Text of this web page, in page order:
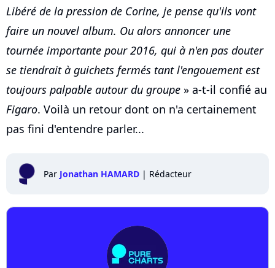
Libéré de la pression de Corine, je pense qu'ils vont
faire un nouvel album. Ou alors annoncer une
tournée importante pour 2016, qui à n'en pas douter
se tiendrait à guichets fermés tant l'engouement est
toujours palpable autour du groupe » a-t-il confié au
Figaro. Voilà un retour dont on n'a certainement
pas fini d'entendre parler...
Par Jonathan HAMARD | Rédacteur